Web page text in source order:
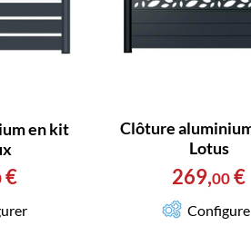
en kit
€
Clôture
Lotus
269,00€